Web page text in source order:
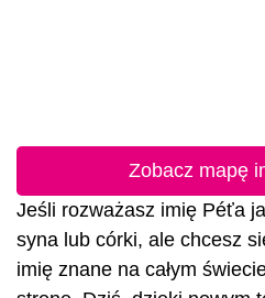
Zobacz mapę
Jeśli rozważasz imię Péťa
syna lub córki, ale chcesz
imię znane na całym